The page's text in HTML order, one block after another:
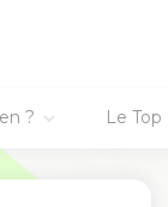
? Le Top
qu’on se
vos agissements,
est à son
va changer : ce